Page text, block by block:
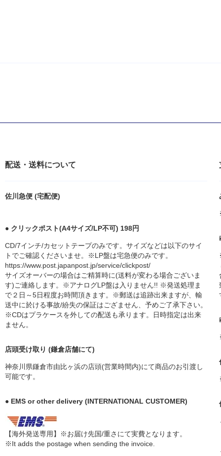
配送・送料について
佐川急便 (宅配便)
● クリックポスト(A4サイズ/LP不可) 198円
CD/7インチ/カセットテープのみです。サイズなどは以下のサイ
トでご確認くださいませ。※LP盤は宅急便のみです。
https://www.post.japanpost.jp/service/clickpost/
サイズオーバーの場合はご精算時に(送料が変わる場合ございま
す)ご連絡します。※アナログLP盤は入りません!! ※発送処理ま
で２日～5日程度お時間頂きます。※郵送は追跡出来ますが、輸
送中に於ける事故/紛失の保証はござません、予めご了承下さい。
※CDはプラケースを外しての配送も承ります。日時指定は出来
ません。
店頭受け取り (鎌倉店舗にて)
神奈川県鎌倉市由比ヶ浜の店頭(営業時間内)にて商品のお引渡し
可能です。
● EMS or other delivery (INTERNATIONAL CUSTOMER)
【海外発送専用】※お届け先国/重さにて実費となります。
※It adds the postage when sending the invoice.